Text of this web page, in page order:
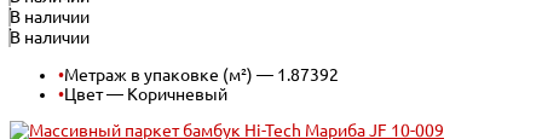
В наличии
В наличии
•Метраж в упаковке (м²) — 1.87392
•Цвет — Коричневый